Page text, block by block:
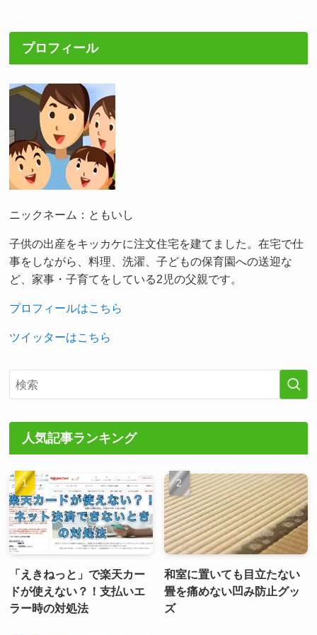
プロフィール
ニックネーム：ともいし
子供の出産をキッカケに注文住宅を建てました。在宅で仕
事をしながら、料理、洗濯、子どもの保育園への送迎な
ど、家事・子育てをしている2児の父親です。
プロフィールはこちら
ツイッターはこちら
人気記事ランキング
「えきねっと」で楽天カー
ドが使えない？！支払いエ
ラー時の対処法
和室に置いても目立たない
畳を痛めない凹み防止グッ
ズ